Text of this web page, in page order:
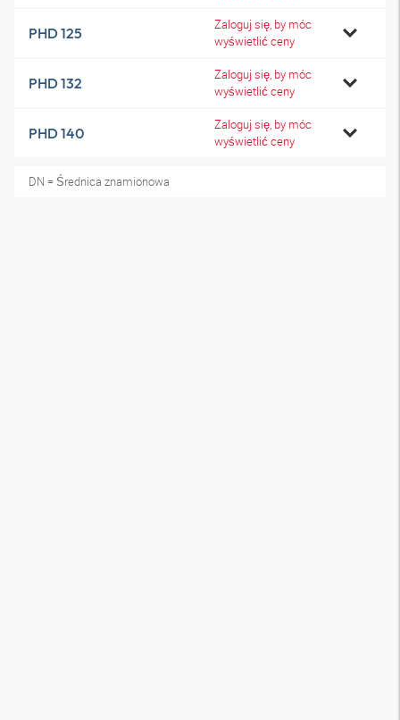
PHD 125
Zaloguj się, by móc
wyświetlić ceny
PHD 132
Zaloguj się, by móc
wyświetlić ceny
PHD 140
Zaloguj się, by móc
wyświetlić ceny
DN = Średnica znamionowa